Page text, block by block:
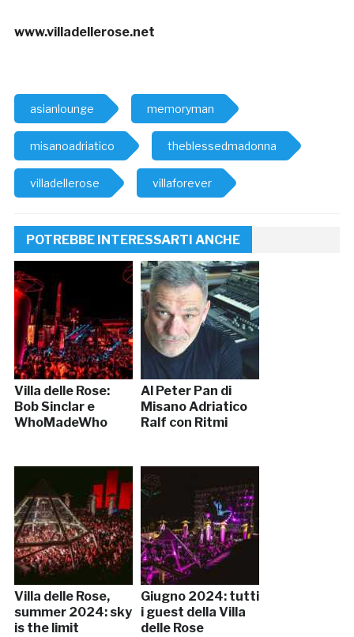
www.villadellerose.net
asianlounge memoryman
misanoadriatico theblessedmadonna
villadellerose villaforever
POTREBBE INTERESSARTI ANCHE
Villa delle Rose:
Bob Sinclar e
WhoMadeWho
Al Peter Pan di
Misano Adriatico
Ralf con Ritmi
Villa delle Rose,
summer 2024: sky
is the limit
Giugno 2024: tutti
i guest della Villa
delle Rose